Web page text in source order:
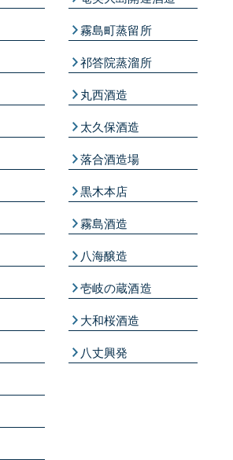
霧島町蒸留所
祁答院蒸溜所
丸西酒造
太久保酒造
落合酒造場
黒木本店
霧島酒造
八海醸造
壱岐の蔵酒造
大和桜酒造
八丈興発